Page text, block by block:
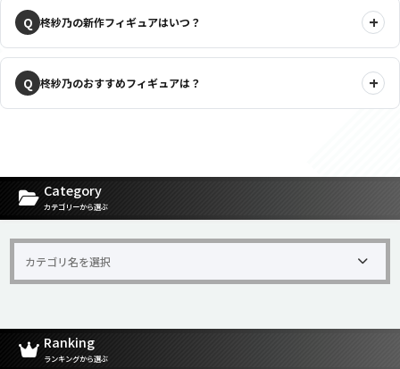
柊紗乃の新作フィギュアはいつ？
柊紗乃のおすすめフィギュアは？
Category
カテゴリーから選ぶ
Ranking
ランキングから選ぶ